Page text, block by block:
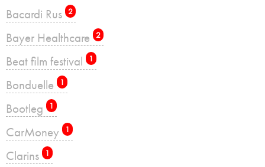
Bacardi Rus 2
Bayer Healthcare 2
Beat film festival 1
Bonduelle 1
Bootleg 1
CarMoney 1
Clarins 1